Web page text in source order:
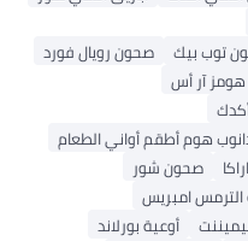
بيك
صحون رويال فورد
آر أس
هوم أطقم أواني الطعام
صحون شور
امبريس
أوعية بورلاند